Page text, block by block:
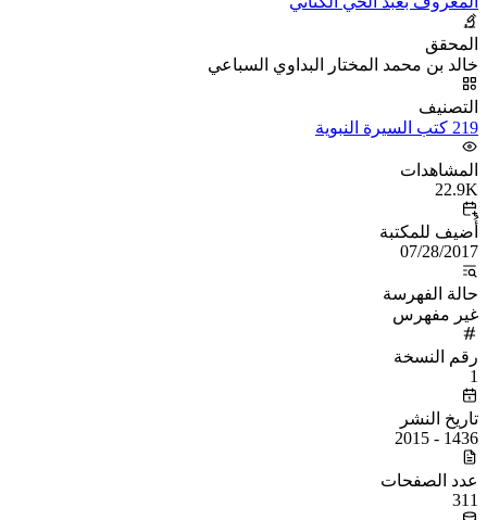
المحقق
خالد بن محمد المختار البداوي السباعي
التصنيف
219 كتب السيرة النبوية
المشاهدات
22.9K
أُضيف للمكتبة
07/28/2017
حالة الفهرسة
غير مفهرس
رقم النسخة
1
تاريخ النشر
1436 - 2015
عدد الصفحات
311